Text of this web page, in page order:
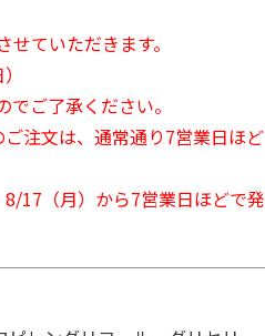
ていただきます。
ご了承ください。
注文は、通常通り7営業日ほど
17（月）から7営業日ほどで発